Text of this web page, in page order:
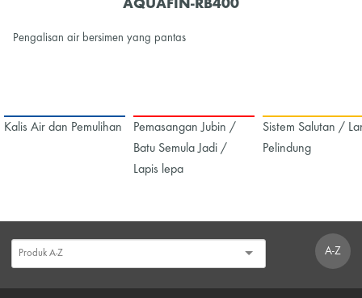
AQUAFIN-RB400
Pengalisan air bersimen yang pantas
Kalis Air dan Pemulihan
Pemasangan Jubin /
Batu Semula Jadi /
Lapis lepa
Sistem Salutan /
Pelindung
A-Z